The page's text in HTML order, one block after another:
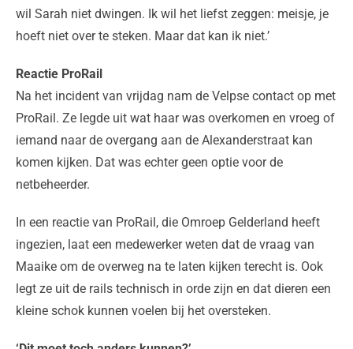
wil Sarah niet dwingen. Ik wil het liefst zeggen: meisje, je
hoeft niet over te steken. Maar dat kan ik niet.’
Reactie ProRail
Na het incident van vrijdag nam de Velpse contact op met
ProRail. Ze legde uit wat haar was overkomen en vroeg of
iemand naar de overgang aan de Alexanderstraat kan
komen kijken. Dat was echter geen optie voor de
netbeheerder.
In een reactie van ProRail, die Omroep Gelderland heeft
ingezien, laat een medewerker weten dat de vraag van
Maaike om de overweg na te laten kijken terecht is. Ook
legt ze uit de rails technisch in orde zijn en dat dieren een
kleine schok kunnen voelen bij het oversteken.